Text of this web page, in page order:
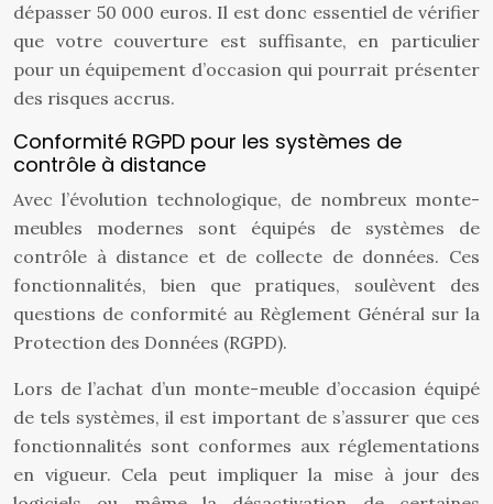
dépasser 50 000 euros. Il est donc essentiel de vérifier
que votre couverture est suffisante, en particulier
pour un équipement d’occasion qui pourrait présenter
des risques accrus.
Conformité RGPD pour les systèmes de
contrôle à distance
Avec l’évolution technologique, de nombreux monte-
meubles modernes sont équipés de systèmes de
contrôle à distance et de collecte de données. Ces
fonctionnalités, bien que pratiques, soulèvent des
questions de conformité au Règlement Général sur la
Protection des Données (RGPD).
Lors de l’achat d’un monte-meuble d’occasion équipé
de tels systèmes, il est important de s’assurer que ces
fonctionnalités sont conformes aux réglementations
en vigueur. Cela peut impliquer la mise à jour des